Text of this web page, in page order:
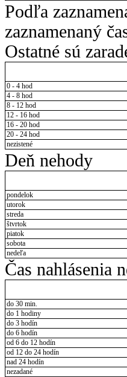
Podľa
zaznamenaný
Ostatné sú
0 - 4 hod
4 - 8 hod
8 - 12 hod
12 - 16 hod
16 - 20 hod
20 - 24 hod
nezistené
Deň nehody
pondelok
utorok
streda
štvrtok
piatok
sobota
nedeľa
Čas nahlásenia
do 30 min.
do 1 hodiny
do 3 hodín
do 6 hodín
od 6 do 12 hodín
od 12 do 24 hodín
nad 24 hodín
nezadané